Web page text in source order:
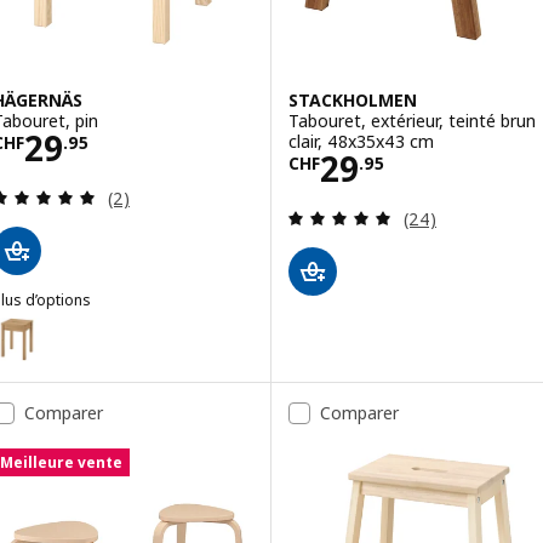
pin
29.95
CHF 29.95
Révision: 5 hors de 5 étoiles. Nombre total de
(2)
d’options
HÄGERNÄS, Tabouret, vernis effet anc pin
STACKHOLMEN
Tabouret, extérieur, teinté brun
clair, 48x35x43 cm
CHF29.95
Prix CHF 29.95
Révision: 5
(24)
Comparer
Meilleure vente
Comparer